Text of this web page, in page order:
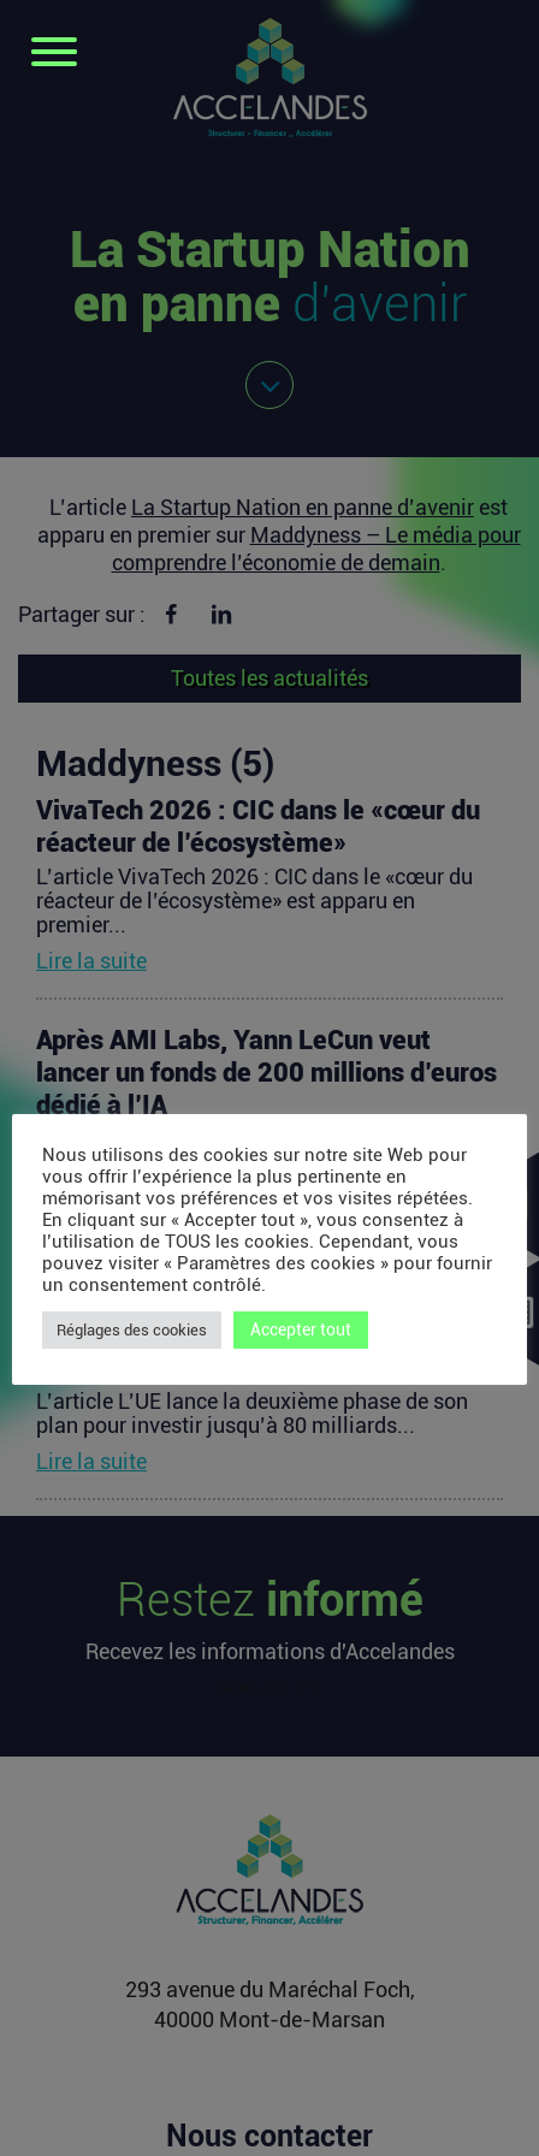
La Startup Nation
en panne d’avenir
L’article La Startup Nation en panne d’avenir est
apparu en premier sur Maddyness – Le média pour
comprendre l’économie de demain.
Partager sur : Partager sur Facebook
Toutes les actualités
Maddyness (5)
VivaTech 2026 : CIC dans le «cœur du
réacteur de l’écosystème»
L’article VivaTech 2026 : CIC dans le «cœur du
réacteur de l’écosystème» est apparu en
premier...
Lire la suite
Après AMI Labs, Yann LeCun veut
lancer un fonds de 200 millions d’euros
dédié à l’IA
un fonds de 200 millions d’euros dédié à l’IA
est...
Lire la suite
plan pour investir jusqu’à 80 milliards
L’article L’UE lance la deuxième phase de son
plan pour investir jusqu’à 80 milliards...
Lire la suite
millions d’euros cette semaine
L’article Les startups françaises ont levé 113
premier sur...
chez OpenAI pour se soigner
L’article Après une pause de 3 mois, la Française
Fidji Simo quitte son poste chez OpenAI pour se
Restez informé
Recevez les informations d'Accelandes
293 avenue du Maréchal Foch,
40000 Mont-de-Marsan
Nous contacter
Nous utilisons des cookies sur notre site Web pour
vous offrir l’expérience la plus pertinente en
mémorisant vos préférences et vos visites répétées.
En cliquant sur « Accepter tout », vous consentez à
l’utilisation de TOUS les cookies. Cependant, vous
pouvez visiter « Paramètres des cookies » pour fournir
un consentement contrôlé.
Réglages des cookies Accepter tout